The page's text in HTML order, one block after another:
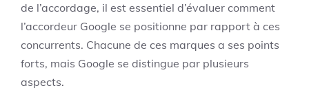
de l’accordage, il est essentiel d’évaluer comment
l’accordeur Google se positionne par rapport à ces
concurrents. Chacune de ces marques a ses points
forts, mais Google se distingue par plusieurs
aspects.